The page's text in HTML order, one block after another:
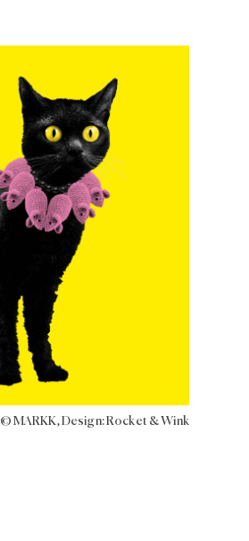
© MARKK, Design: Rocket & Wink